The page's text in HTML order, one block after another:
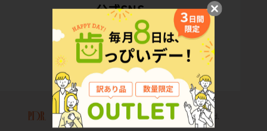
公式SNS
Copyright(C) P.D.R. Co.,Ltd. All Rights Reserved.